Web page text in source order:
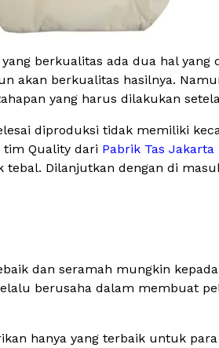
berkualitas ada dua hal
akan berkualitas hasilnya.
yang harus dilakukan
diproduksi tidak memiliki
tim Quality dari Pabrik Tas
Dilanjutkan dengan di
dan seramah mungkin
berusaha dalam membuat
hanya yang terbaik untuk